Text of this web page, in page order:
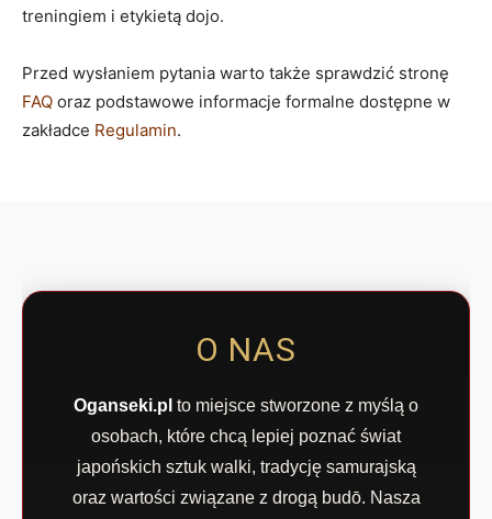
treningiem i etykietą dojo.
Przed wysłaniem pytania warto także sprawdzić stronę
FAQ oraz podstawowe informacje formalne dostępne w
zakładce Regulamin.
O NAS
Oganseki.pl to miejsce stworzone z myślą o
osobach, które chcą lepiej poznać świat
japońskich sztuk walki, tradycję samurajską
oraz wartości związane z drogą budō. Nasza